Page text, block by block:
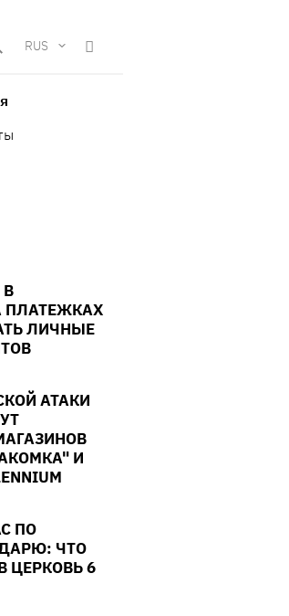
RUS
В
ПЛАТЕЖКАХ
ЛИЧНЫЕ
АТАКИ
И
ПО
ЧТО
ЦЕРКОВЬ 6